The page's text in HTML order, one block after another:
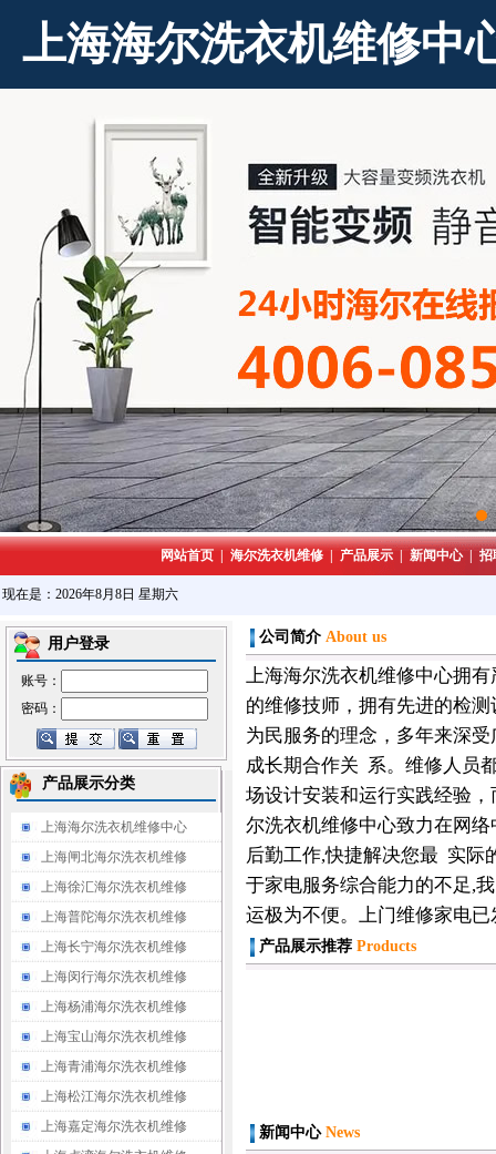
上海海尔洗衣机维修中
网站首页 海尔洗衣机维修 产品展示| 新闻中心| 招
现在是：2026年8月8日 星期六
用户登录
账号：
密码：
产品展示分类
上海海尔洗衣机维修中心
上海闸北海尔洗衣机维修
上海徐汇海尔洗衣机维修
上海普陀海尔洗衣机维修
上海长宁海尔洗衣机维修
上海闵行海尔洗衣机维修
上海杨浦海尔洗衣机维修
上海宝山海尔洗衣机维修
上海青浦海尔洗衣机维修
上海松江海尔洗衣机维修
上海嘉定海尔洗衣机维修
公司简介 About us
上海海尔洗衣机维修中心拥
的维修技师，拥有先进的检
为民服务的理念，多年来深
成长期合作关 系。维修人员
场设计安装和运行实践经验
尔洗衣机维修中心致力在网
后勤工作,快捷解决您最 实际
于家电服务综合能力的不足,
运极为不便。上门维修家电
产品展示推荐 Products
新闻中心 News